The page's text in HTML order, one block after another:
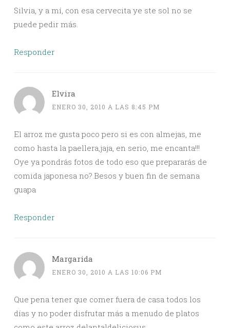
Silvia, y a mí, con esa cervecita ye ste sol no se
puede pedir más.
Responder
Elvira
ENERO 30, 2010 A LAS 8:45 PM
El arroz me gusta poco pero si es con almejas, me
como hasta la paellera,jaja, en serio, me encanta!!!
Oye ya pondrás fotos de todo eso que prepararás de
comida japonesa no?.Besos y buen fin de semana
guapa
Responder
Margarida
ENERO 30, 2010 A LAS 10:06 PM
Que pena tener que comer fuera de casa todos los
días y no poder disfrutar más a menudo de platos